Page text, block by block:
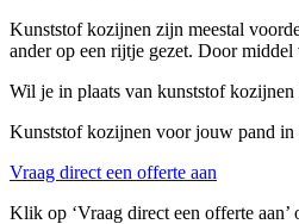
Kunststof kozijnen zijn meestal
ander op een rijtje gezet. Door
Wil je in plaats van kunststof
Kunststof kozijnen voor jouw pand in
Vraag direct een offerte aan
Klik op ‘Vraag direct een offerte